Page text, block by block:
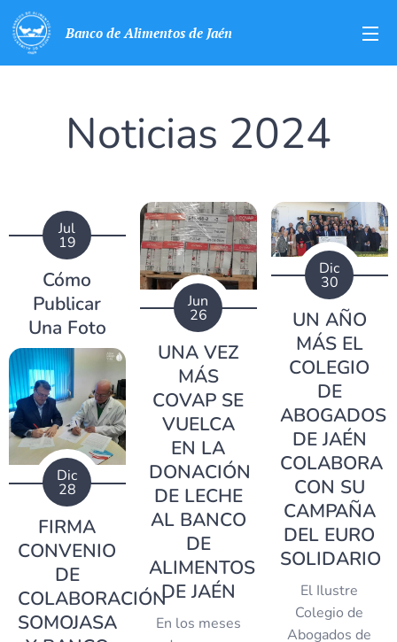
Banco de Alimentos de Jaén
Noticias 2024
Jul
19
Cómo
Publicar
Una Foto
Jun
26
UNA VEZ
MÁS
COVAP SE
VUELCA
EN LA
DONACIÓN
DE LECHE
AL BANCO
DE
ALIMENTOS
DE JAÉN
En los meses
Dic
30
UN AÑO
MÁS EL
COLEGIO
DE
ABOGADOS
DE JAÉN
COLABORA
CON SU
CAMPAÑA
DEL EURO
SOLIDARIO
El Ilustre
Colegio de
Abogados de
Dic
28
FIRMA
CONVENIO
DE
COLABORACIÓN
SOMOJASA